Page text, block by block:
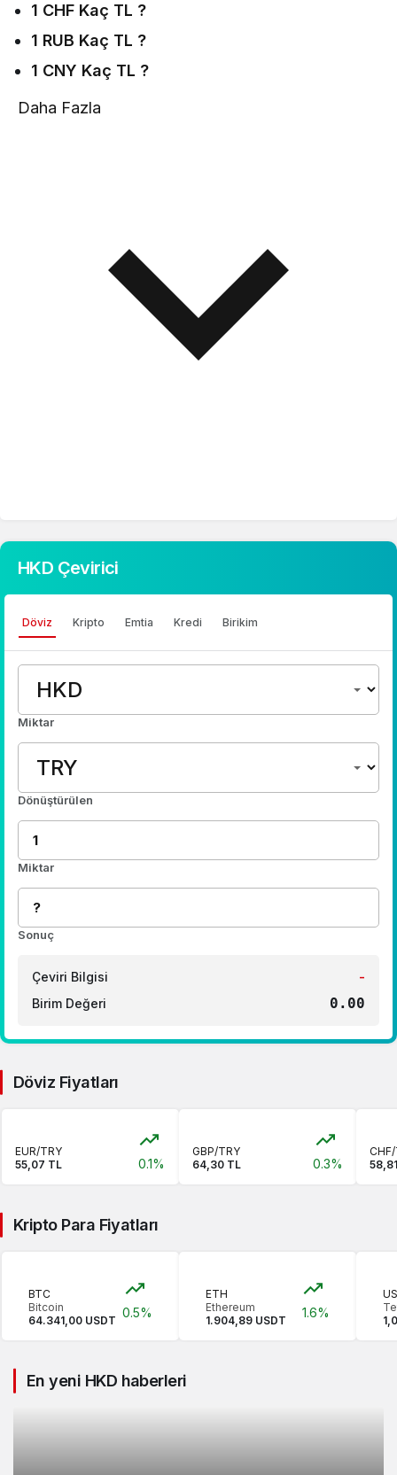
1 CHF Kaç TL ?
1 RUB Kaç TL ?
1 CNY Kaç TL ?
Daha Fazla
HKD Çevirici
Döviz Kripto Emtia Kredi Birikim
Miktar
Dönüştürülen
Miktar
Sonuç
Çeviri Bilgisi
-
Birim Değeri
0.00
Döviz Fiyatları
EUR/TRY
55,07 TL
0.1%
GBP/TRY
64,30 TL
0.3%
Kripto Para Fiyatları
BTC
Bitcoin
64.341,00 USDT
0.5%
ETH
Ethereum
1.904,89 USDT
1.6%
En yeni HKD haberleri